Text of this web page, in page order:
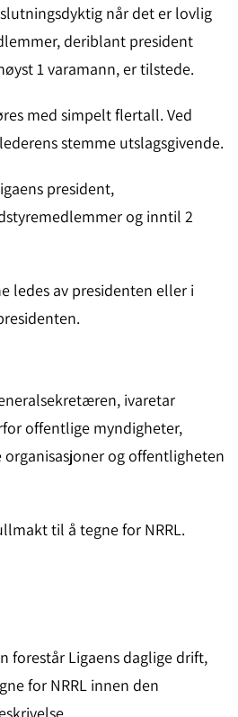
når det er lovlig
deriblant president
1 vara­mann, er tilstede.
med simpelt flertall. Ved
stemme utslagsgivende.
president,
og inntil 2
ledes av presidenten eller i
ivaretar
offentlige myn­dighe­ter,
og of­fentligheten
til å tegne for NRRL.
forestår Ligaens daglige drift,
for NRRL innen den